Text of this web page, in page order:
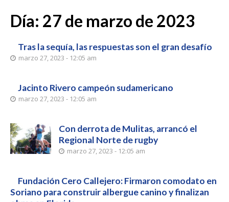
Día: 27 de marzo de 2023
Tras la sequía, las respuestas son el gran desafío
marzo 27, 2023 - 12:05 am
Jacinto Rivero campeón sudamericano
marzo 27, 2023 - 12:05 am
Con derrota de Mulitas, arrancó el
Regional Norte de rugby
marzo 27, 2023 - 12:05 am
Fundación Cero Callejero: Firmaron comodato en
Soriano para construir albergue canino y finalizan